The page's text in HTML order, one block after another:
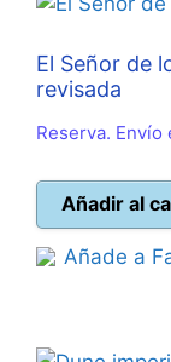
El Señor de
revisada
Reserva. Envío
Añadir al
Añade a